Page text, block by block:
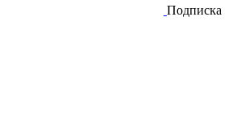
Подписка